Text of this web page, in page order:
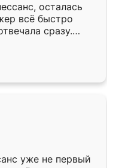
осталась
всё быстро
сразу.
подошёл к
Собрали
аккуратно, даже
уже не первый